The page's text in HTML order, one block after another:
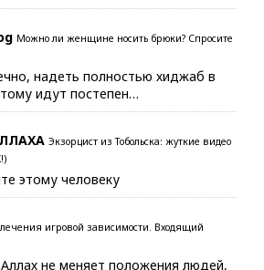
Можно ли женщине носить брюки? Спросите
надеть полностью хиджаб в
идут постепен…
Экзорцист из Тобольска: жуткие видео
этому человеку
игровой зависимости. Входящий
не меняет положения людей,